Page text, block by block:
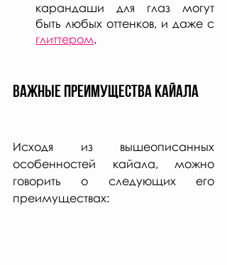
карандаши для глаз могут
глиттером.
Важные преимущества кайала
Исходя из вышеописанных
особенностей кайала, можно
говорить о следующих его
преимуществах: